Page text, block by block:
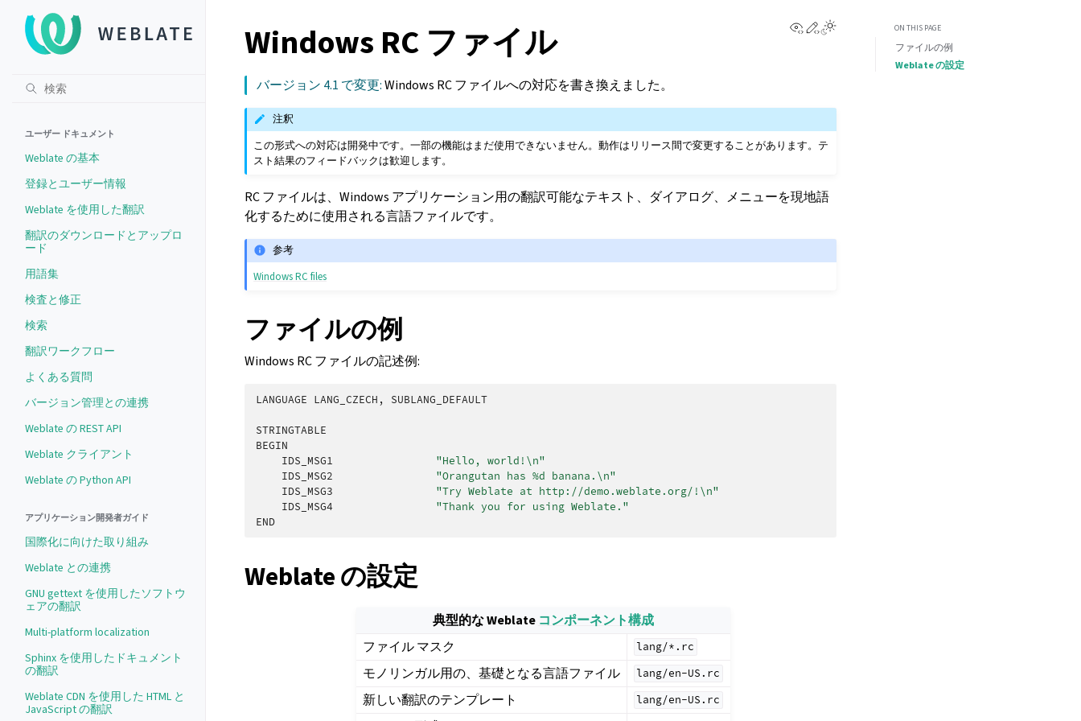
ユーザー ドキュメント
Weblate の基本
登録とユーザー情報
Weblate を使用した翻訳
翻訳のダウンロードとアップロ
ード
用語集
検査と修正
検索
翻訳ワークフロー
よくある質問
バージョン管理との連携
Weblate の REST API
Weblate クライアント
Weblate の Python API
アプリケーション開発者ガイド
国際化に向けた取り組み
Weblate との連携
GNU gettext を使用したソフトウ
ェアの翻訳
Multi-platform localization
Sphinx を使用したドキュメント
の翻訳
Weblate CDN を使用した HTML と
JavaScript の翻訳
View this page
Edit this page
Toggle Light / Dark / Auto color theme
Windows RC ファイル
バージョン 4.1 で変更:Windows RC ファイルへの対応を書き換えました。
注釈
この形式への対応は開発中です。一部の機能はまだ使用できないません。動作はリリース間で変更することがあります。テ
スト結果のフィードバックは歓迎します。
RC ファイルは、Windows アプリケーション用の翻訳可能なテキスト、ダイアログ、メニューを現地語
化するために使用される言語ファイルです。
参考
Windows RC files
ファイルの例
Windows RC ファイルの記述例:
LANGUAGE LANG_CZECH , SUBLANG_DEFAULT
STRINGTABLE
BEGIN
IDS_MSG1
"Hello, world! \n"
IDS_MSG2
"Orangutan has %d banana. \n"
IDS_MSG3
"Try Weblate at http://demo.weblate.org/! \n"
IDS_MSG4
"Thank you for using Weblate."
END
Weblate の設定
典型的な Weblate コンポーネント構成
ファイル マスク
lang/*.rc
モノリンガル用の、基礎となる言語ファイル lang/en-US.rc
新しい翻訳のテンプレート lang/en-US.rc
ON THIS PAGE
ファイルの例
Weblate の設定